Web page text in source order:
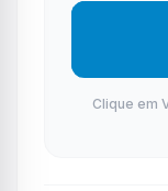
Clique em